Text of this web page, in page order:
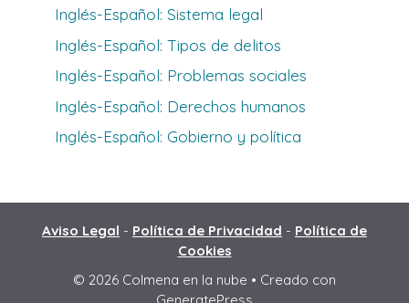
Inglés-Español: Sistema legal
Inglés-Español: Tipos de delitos
Inglés-Español: Problemas sociales
Inglés-Español: Derechos humanos
Inglés-Español: Gobierno y política
Aviso Legal - Política de Privacidad - Política de
Cookies
© 2026 Colmena en la nube • Creado con